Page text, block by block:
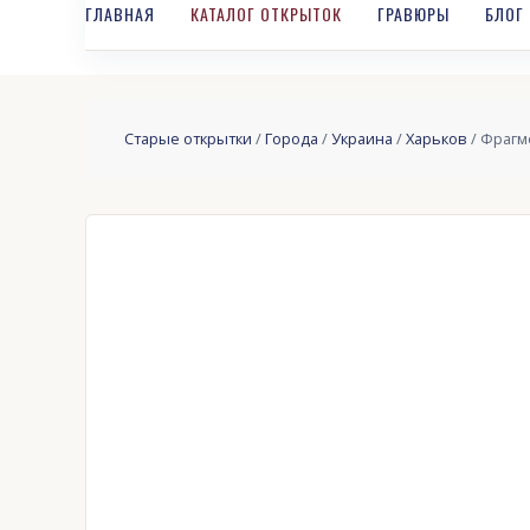
ГЛАВНАЯ КАТАЛОГ ОТКРЫТОК ГРАВЮРЫ БЛОГ
Старые открытки /Города /Украина /Харьков /